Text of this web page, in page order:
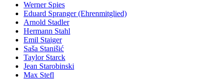
Werner Spies
Eduard Spranger (Ehrenmitglied)
Arnold Stadler
Hermann Stahl
Emil Staiger
Saša Stanišić
Taylor Starck
Jean Starobinski
Max Stefl